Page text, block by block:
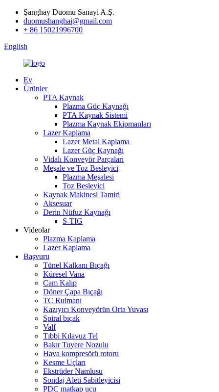
Şanghay Duomu Sanayi A.Ş.
duomushanghai@gmail.com
+ 86 15021996700
English
Ev
Ürünler
PTA Kaynak
Plazma Güç Kaynağı
PTA Kaynak Sistemi
Plazma Kaynak Ekipmanları
Lazer Kaplama
Lazer Metal Kaplama
Lazer Güç Kaynağı
Vidalı Konveyör Parçaları
Meşale ve Toz Besleyici
Plazma Meşalesi
Toz Besleyici
Kaynak Makinesi Tamiri
Aksesuar
Derin Nüfuz Kaynağı
S-TIG
Videolar
Plazma Kaplama
Lazer Kaplama
Başvuru
Tünel Kalkanı Bıçağı
Küresel Vana
Cam Kalıp
Döner Çapa Bıçağı
TC Rulmanı
Kazıyıcı Konveyörün Orta Yuvası
Spiral bıçak
Valf
Tıbbi Kılavuz Tel
Bakır Tuyere Nozulu
Hava kompresörü rotoru
Kesme Uçları
Ekstrüder Namlusu
Sondaj Aleti Sabitleyicisi
PDC matkap ucu